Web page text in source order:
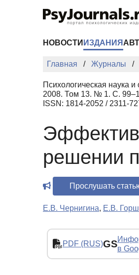
НОВОСТИ ИЗДАНИЯ
Главная Журналы
Психологическая наука
2008. Том 13. № 1. С.
ISSN: 1814-2052 / 2311-
решении
Прослушать
Е.В. Чернигина, Е.В.
PDF (RUS)GSв